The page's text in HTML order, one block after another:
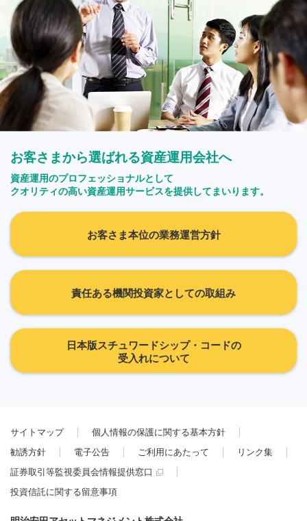
お客さまから選ばれる資産運用会社へ
資産運用のプロフェッショナルとして
クオリティの高い資産運用サービスを提供してまいります。
お客さま本位の業務運営方針
責任ある機関投資家としての取組み
日本版スチュワードシップ・コードの
受入れについて
サイトマップ
個人情報の保護に関する基本方針
勧誘方針
電子公告 ご利用にあたって
リンク集
証券取引等監視委員会情報提供窓口
投資信託に関する留意事項